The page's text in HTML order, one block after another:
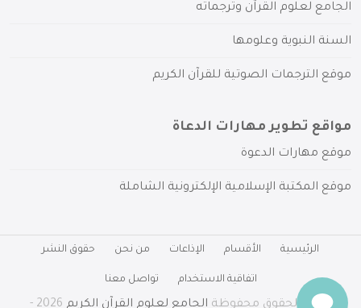
الجامع لعلوم القرآن وترجماته
السنة النبوية وعلومها
موقع الترجمات الصوتية للقرآن الكريم
مواقع تطوير مهارات الدعاة
موقع مهارات الدعوة
موقع المكتبة الإسلامية الإلكترونية الشاملة
الرئيسية الأقسام الإذاعات من نحن حقوق النشر
اتفاقية الاستخدام تواصل معنا
جميع الحقوق محفوظة الجامع لعلوم القرآن الكريم 2026 -